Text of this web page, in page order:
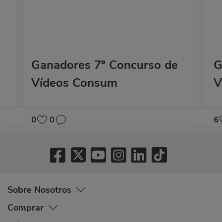
Ganadores 7º Concurso de
Vídeos Consum
0 0 6
Sobre Nosotros
Comprar